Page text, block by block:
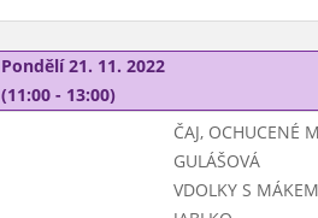
Pondělí 21. 11. 2022
(11:00 - 13:00)
ČAJ, OCHUCENÉ
GULÁŠOVÁ
VDOLKY S MÁKEM